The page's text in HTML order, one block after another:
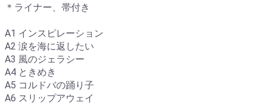
＊ライナー、帯付き
A1 インスピレーション
A2 涙を海に返したい
A3 風のジェラシー
A4 ときめき
A5 コルドバの踊り子
A6 スリップアウェイ